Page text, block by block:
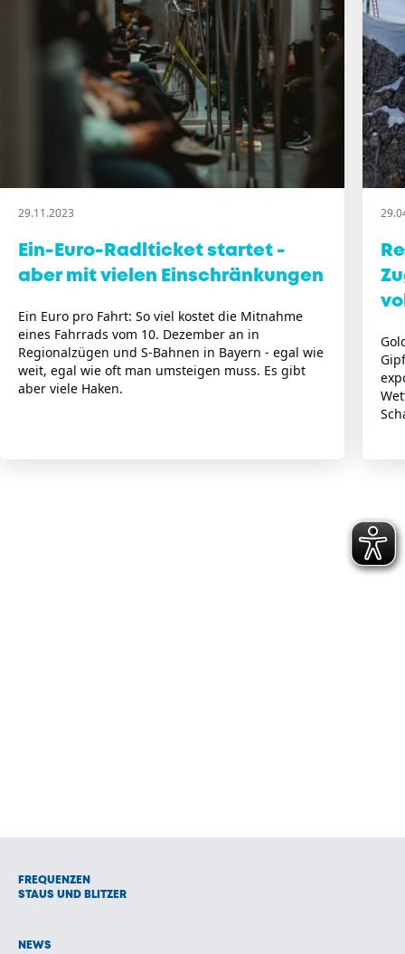
29.11.2023
Ein-Euro-Radlticket startet -
aber mit vielen Einschränkungen
Ein Euro pro Fahrt: So viel kostet die Mitnahme
eines Fahrrads vom 10. Dezember an in
Regionalzügen und S-Bahnen in Bayern - egal wie
weit, egal wie oft man umsteigen muss. Es gibt
aber viele Haken.
FREQUENZEN
STAUS UND BLITZER
NEWS